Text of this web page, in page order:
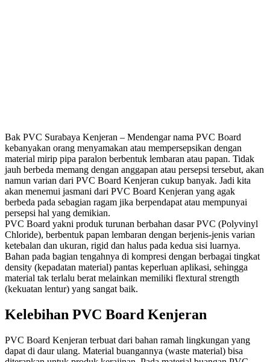
Bak PVC Surabaya Kenjeran – Mendengar nama PVC Board
kebanyakan orang menyamakan atau mempersepsikan dengan
material mirip pipa paralon berbentuk lembaran atau papan. Tidak
jauh berbeda memang dengan anggapan atau persepsi tersebut, akan
namun varian dari PVC Board Kenjeran cukup banyak. Jadi kita
akan menemui jasmani dari PVC Board Kenjeran yang agak
berbeda pada sebagian ragam jika berpendapat atau mempunyai
persepsi hal yang demikian.
PVC Board yakni produk turunan berbahan dasar PVC (Polyvinyl
Chloride), berbentuk papan lembaran dengan berjenis-jenis varian
ketebalan dan ukuran, rigid dan halus pada kedua sisi luarnya.
Bahan pada bagian tengahnya di kompresi dengan berbagai tingkat
density (kepadatan material) pantas keperluan aplikasi, sehingga
material tak terlalu berat melainkan memiliki flextural strength
(kekuatan lentur) yang sangat baik.
Kelebihan PVC Board Kenjeran
PVC Board Kenjeran terbuat dari bahan ramah lingkungan yang
dapat di daur ulang. Material buangannya (waste material) bisa